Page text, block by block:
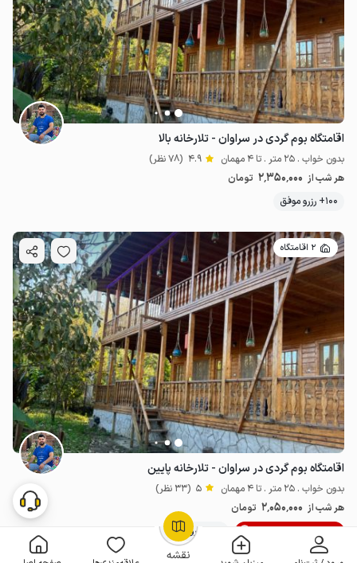
نقشه
OpenStreetMap
اقامتگاه بوم گردی در سراوان - تلارخانه بالا
بدون خواب . 25 متر . تا 4 مهمان 4.9 (78 نظر)
هر شب از 2٬350٬000 تومان
100+ رزرو موفق
2 اقامتگاه
اقامتگاه بوم گردی در سراوان - تلارخانه پایین
بدون خواب . 25 متر . تا 4 مهمان 5 (33 نظر)
هر شب از 2٬050٬000 تومان
10% تخفیف از 6 شب